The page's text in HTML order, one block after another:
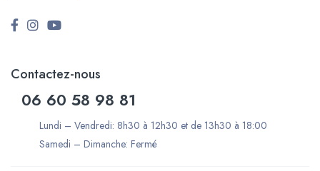
Contactez-nous
06 60 58 98 81
Lundi – Vendredi: 8h30 à 12h30 et de 13h30 à 18:00
Samedi – Dimanche: Fermé